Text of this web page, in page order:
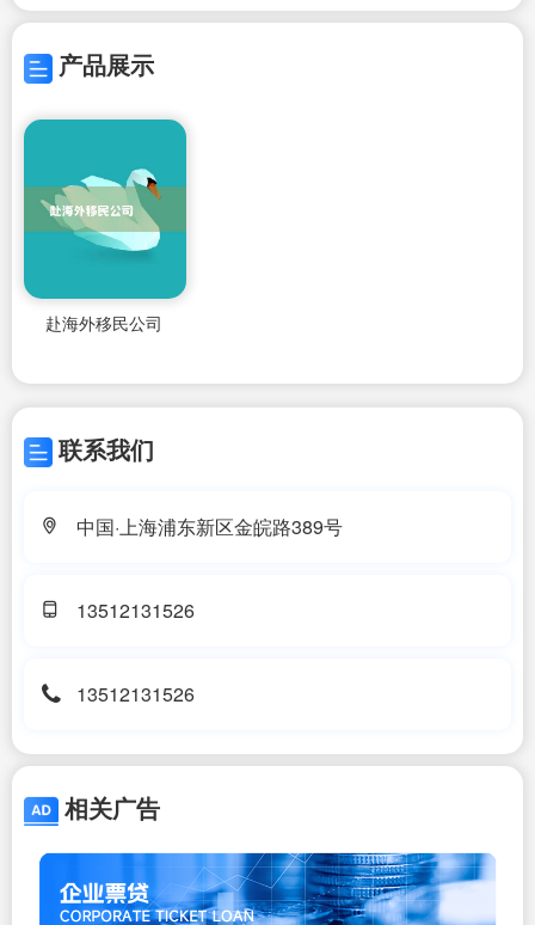
产品展示
赴海外移民公司
联系我们
中国·上海浦东新区金皖路389号
13512131526
13512131526
相关广告